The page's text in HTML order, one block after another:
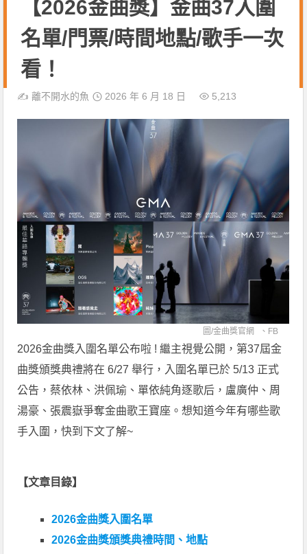
【2026金曲獎】金曲37入圍
名單/門票/時間地點/歌手一次
看！
✍️離不開水的魚 2026 年 6 月 18 日 5,213
圖/金曲獎官網 、 FB
2026金曲獎入圍名單公布啦 ! 繼主視覺公開，第37屆金
曲獎頒獎典禮將在 6/27 舉行，入圍名單已於 5/13 正式
公告，蔡依林、洪佩瑜、單依純角逐歌后，盧廣仲、周
湯豪、張震嶽爭奪金曲歌王寶座。想知道今年有哪些歌
手入圍，快到下文了解~
【文章目錄】
2026金曲獎入圍名單
2026金曲獎頒獎典禮時間、地點